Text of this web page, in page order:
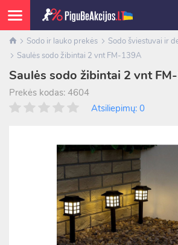
Sodo ir lauko prekės
Sodo šviestuvai ir
Saulės sodo žibintai 2 vnt FM-139A
Saulės sodo žibintai 2 vnt
Prekės kodas: 4604
Atsiliepimų: 0